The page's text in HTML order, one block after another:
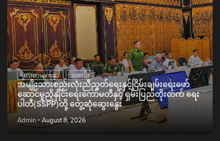
မူလစာမျက်နှာ သတင်း
အမျိုးသားစည်းလုံးညီညွတ်ရေးနှင့်ငြိမ်းချမ်းရေးဖော်
ဆောင်မှုညှိနှိုင်းရေးကော်မတီနှင့် ရှမ်းပြည်တိုးတက် ရေး
ပါတီ(SSPP)တို့ တွေ့ဆုံဆွေးနွေး
Admin August 8, 2026